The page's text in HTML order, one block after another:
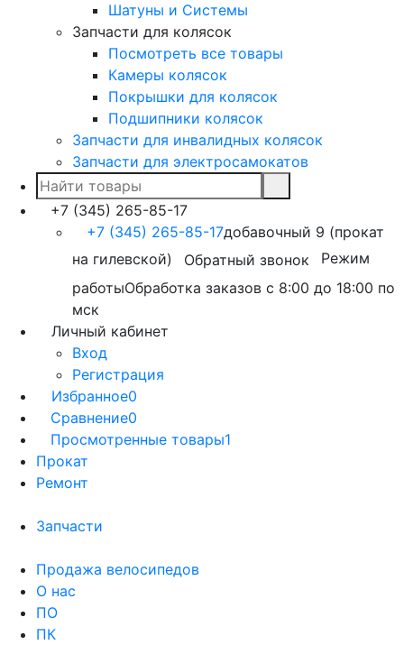
Шатуны и Системы
Запчасти для колясок
Посмотреть все товары
Камеры колясок
Покрышки для колясок
Подшипники колясок
Запчасти для инвалидных колясок
Запчасти для электросамокатов
+7 (345) 265-85-17
+7 (345) 265-85-17добавочный 9 (прокат
на гилевской)
Обратный звонок
Режим
работыОбработка заказов с 8:00 до 18:00 по
мск
Личный кабинет
Вход
Регистрация
Избранное0
Сравнение0
Просмотренные товары1
Прокат
Ремонт
Запчасти
Продажа велосипедов
О нас
ПО
ПК